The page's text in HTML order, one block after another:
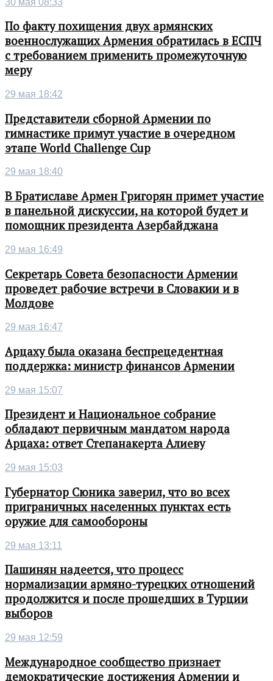
По факту похищения двух армянских
военнослужащих Армения обратилась в ЕСПЧ
с требованием применить промежуточную
меру
29 мая 18:42
Представители сборной Армении по
гимнастике примут участие в очередном
этапе World Challenge Cup
29 мая 18:40
В Братиславе Армен Григорян примет участие
в панельной дискуссии, на которой будет и
помощник президента Азербайджана
29 мая 16:49
Секретарь Совета безопасности Армении
проведет рабочие встречи в Словакии и в
Молдове
29 мая 16:47
Арцаху была оказана беспрецедентная
поддержка: министр финансов Армении
29 мая 15:07
Президент и Национальное собрание
обладают первичным мандатом народа
Арцаха: ответ Степанакерта Алиеву
29 мая 15:03
Губернатор Сюника заверил, что во всех
приграничных населенных пунктах есть
оружие для самообороны
29 мая 13:11
Пашинян надеется, что процесс
нормализации армяно-турецких отношений
продолжится и после прошедших в Турции
выборов
29 мая 12:59
Международное сообщество признает
демократические достижения Армении и